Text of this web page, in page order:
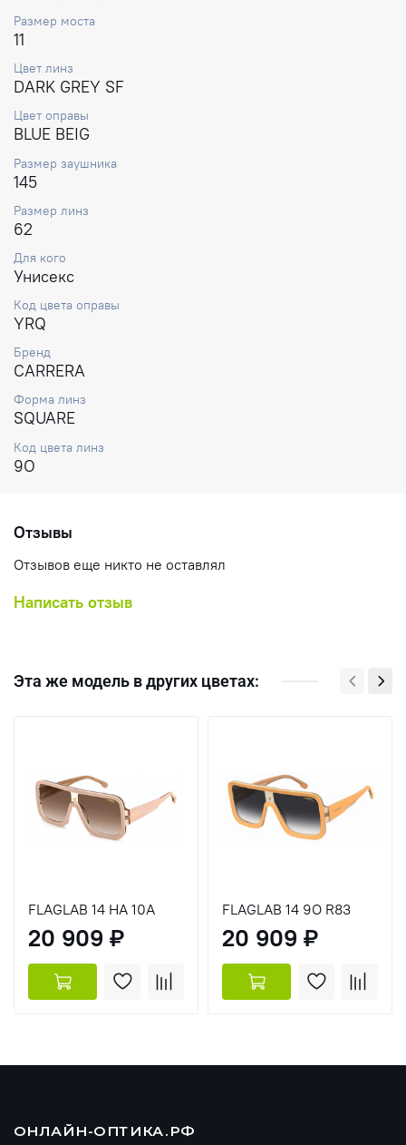
Размер моста
11
Цвет линз
DARK GREY SF
Цвет оправы
BLUE BEIG
Размер заушника
145
Размер линз
62
Для кого
Унисекс
Код цвета оправы
YRQ
Бренд
CARRERA
Форма линз
SQUARE
Код цвета линз
9O
Отзывы
Отзывов еще никто не оставлял
Написать отзыв
Эта же модель в других цветах:
FLAGLAB 14 HA 10A
20 909 ₽
FLAGLAB 14 9O R83
20 909 ₽
ОНЛАЙН-ОПТИКА.РФ